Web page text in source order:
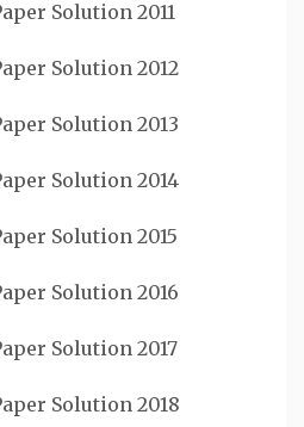
Solution 2011
Solution 2012
Solution 2013
Solution 2014
Solution 2015
Solution 2016
Solution 2017
Solution 2018